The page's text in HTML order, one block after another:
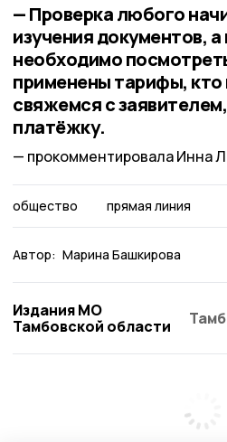
— Проверка любого
изучения документов,
необходимо
применены тарифы,
свяжемся с
платёжку.
прокомментировала Инна
общество прямая линия
Автор: Марина Башкирова
Издания МО
Тамбовской области